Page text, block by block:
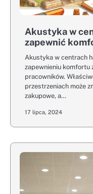
Akustyka w
zapewnić
Akustyka w centrach
zapewnieniu komfortu
pracowników.
przestrzeniach może
zakupowe, a…
17 lipca, 2024